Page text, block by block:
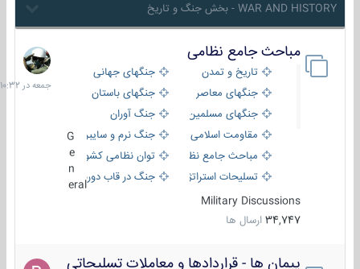
WAR AND HISTORY - بخش جنگ و تاریخ
مباحث جامع نظامی
تاریخ و تمدن
جنگهای جهانی
جنگهای معاصر
جنگهای باستان
جنگهای مسلمین
جنگ آوران
مقاومت اسلامی
جنگ نرم و سایبری
مباحث جامع نظامی
توان نظامی کشورها
تسلیحات استراتژیک
جنگ در قاب دوربین
eral
Military Discussions
34,747 ارسال ها
جمعه
در
10:32
پیمان ها - قراردادها و معاملات تسلیحاتی
7